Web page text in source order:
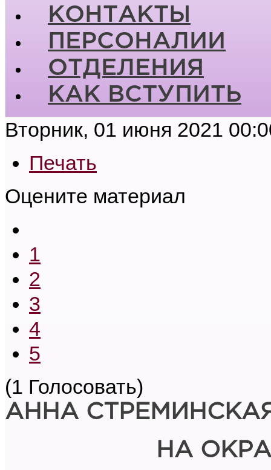
КОНТАКТЫ
ПЕРСОНАЛИИ
ОТДЕЛЕНИЯ
КАК ВСТУПИТЬ
Вторник, 01 июня 2021
Печать
Оцените материал
1
2
3
4
5
(1 Голосовать)
АННА
НА